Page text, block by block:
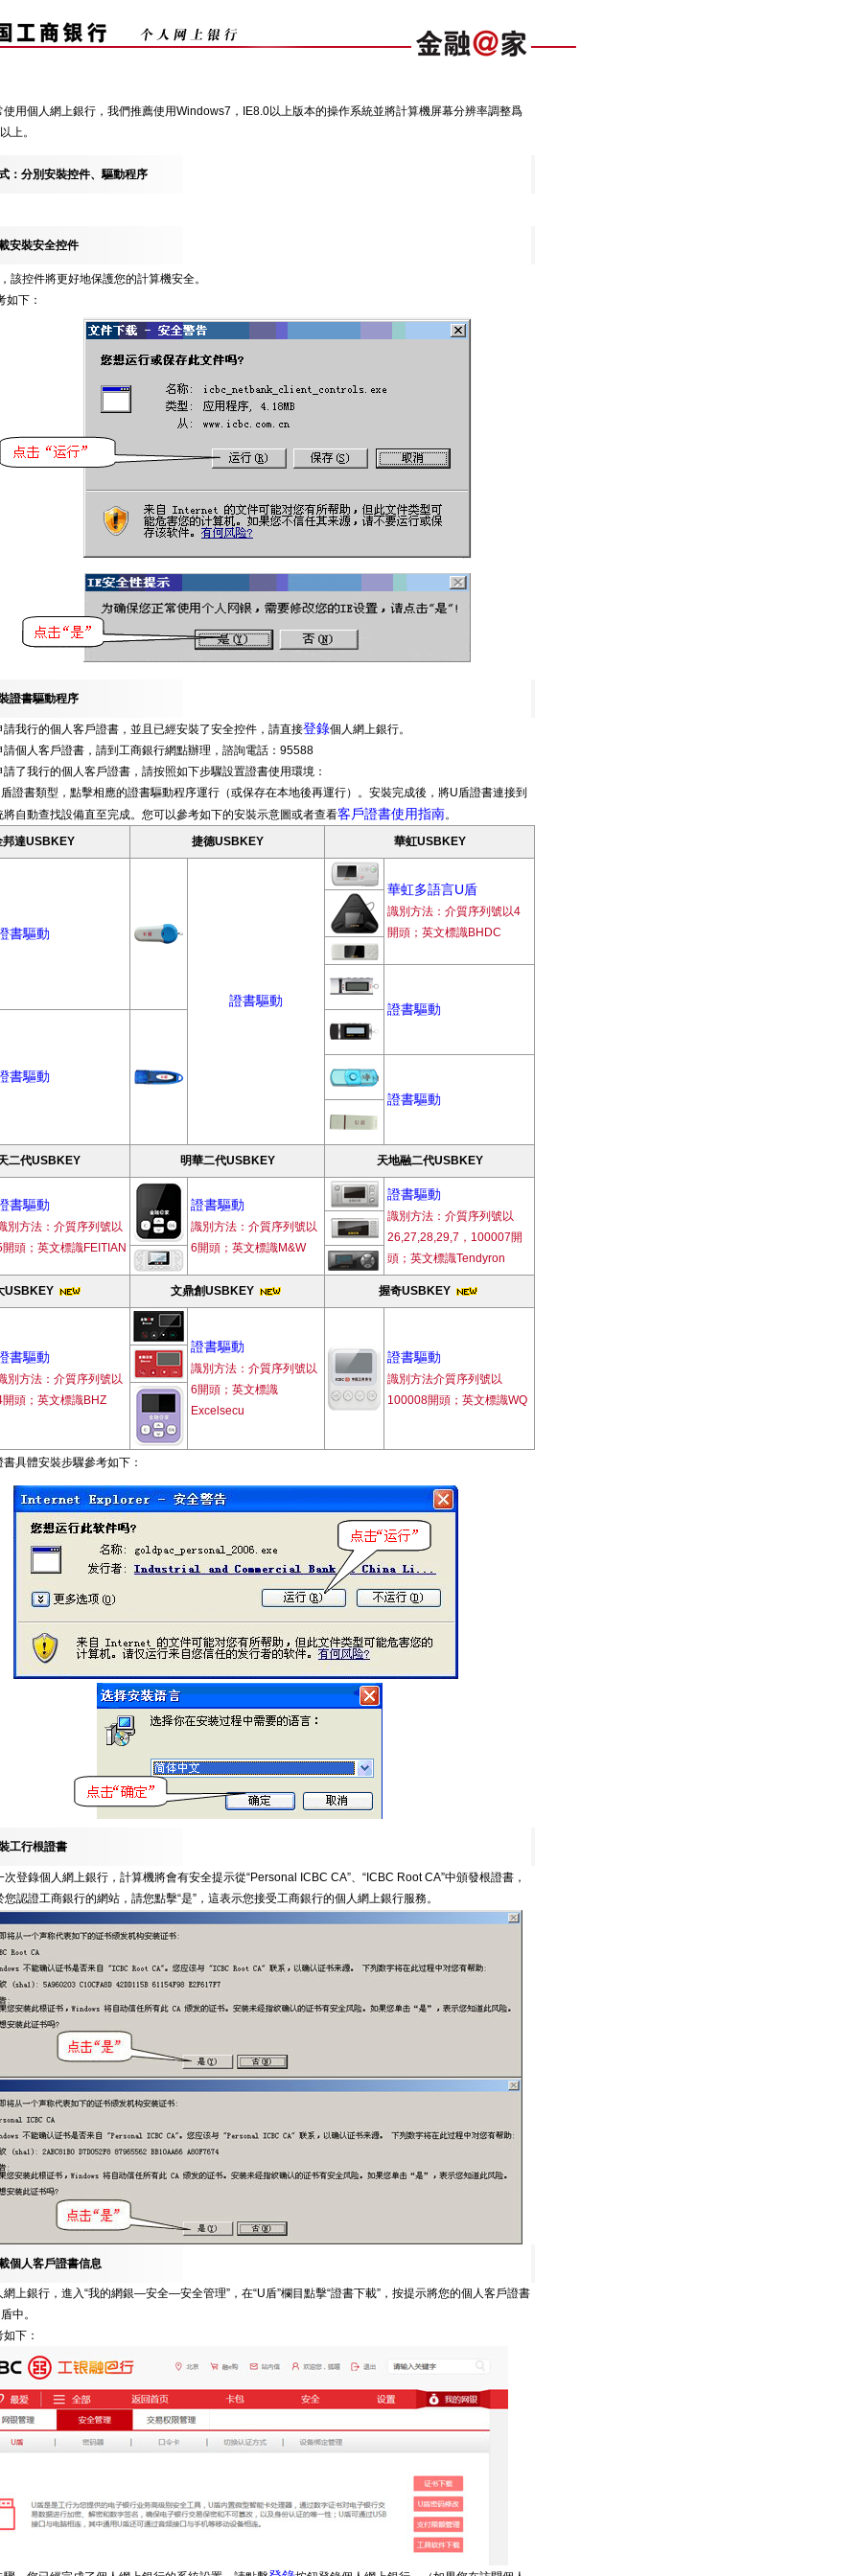
使用個人網上銀行，我們推薦使用Windows7，IE8.0以上版本的操作系統並將計算機屏幕分辨率調整爲
上。
：分別安裝控件、驅動程序
安裝安全控件
該控件將更好地保護您的計算機安全。
如下：
證書驅動程序
請我行的個人客戶證書，並且已經安裝了安全控件，請直接登錄個人網上銀行。
請個人客戶證書，請到工商銀行網點辦理，諮詢電話：95588
了我行的個人客戶證書，請按照如下步驟設置證書使用環境：
證書類型，點擊相應的證書驅動程序運行（或保存在本地後再運行）。安裝完成後，將U盾證書連接到
將自動查找設備直至完成。您可以參考如下的安裝示意圖或者查看客戶證書使用指南。
邦達USBKEY
捷德USBKEY 華虹USBKEY
書驅動
證書驅動
華虹多語言U盾
識別方法：介質序列號以4
開頭；英文標識BHDC
證書驅動
書驅動
證書驅動
二代USBKEY 明華二代USBKEY 天地融二代USBKEY
書驅動
別方法：介質序列號以
開頭；英文標識FEITIAN
證書驅動
識別方法：介質序列號以
6開頭；英文標識M&W
證書驅動
識別方法：介質序列號以
26,27,28,29,7，100007開
頭；英文標識Tendyron
USBKEY 文鼎創USBKEY 握奇USBKEY
書驅動
別方法：介質序列號以
開頭；英文標識BHZ
證書驅動
識別方法：介質序列號以
6開頭；英文標識
Excelsecu
證書驅動
識別方法介質序列號以
100008開頭；英文標識WQ
具體安裝步驟參考如下：
工行根證書
登錄個人網上銀行，計算機將會有安全提示從“Personal ICBC CA”、“ICBC Root CA”中頒發根證書，
認證工商銀行的網站，請您點擊“是”，這表示您接受工商銀行的個人網上銀行服務。
個人客戶證書信息
上銀行，進入“我的網銀—安全—安全管理”，在“U盾”欄目點擊“證書下載”，按提示將您的個人客戶證書
中。
下：